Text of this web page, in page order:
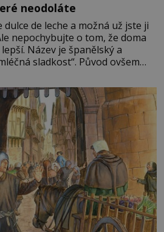
neodoláte
de leche a možná už jste ji
nepochybujte o tom, že doma
Název je španělský a
sladkost“. Původ ovšem
zemí a k tomu